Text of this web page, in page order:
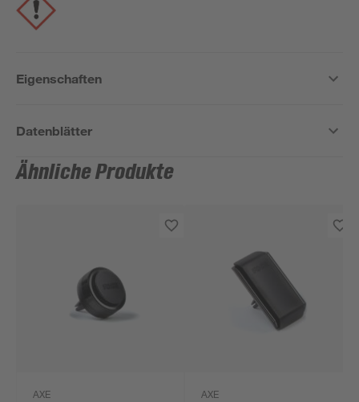
Eigenschaften
Datenblätter
Ähnliche Produkte
AXE AXE